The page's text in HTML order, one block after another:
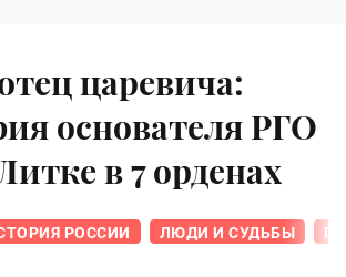
царевича:
основателя РГО
в 7 орденах
РОССИИ ЛЮДИ И СУДЬБЫ